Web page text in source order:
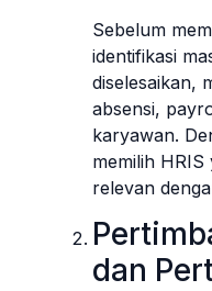
Sebelum
identifikasi
diselesaikan,
absensi,
karyawan.
memilih
relevan
dan